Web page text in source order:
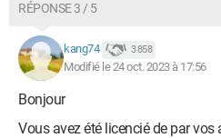
RÉPONSE 3 / 5
kang74 3 858
Modifié le 24 oct. 2023 à 17:56
Bonjour
Vous avez été licencié de par vos